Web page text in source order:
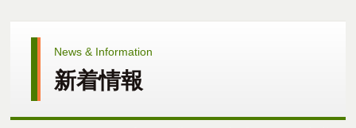
News & Information
新着情報